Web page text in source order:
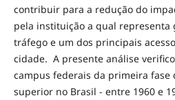
contribuir para a redução do
pela instituição a qual
tráfego e um dos principais
cidade. A presente análise
campus federais da primeira fase
superior no Brasil - entre 1960 e